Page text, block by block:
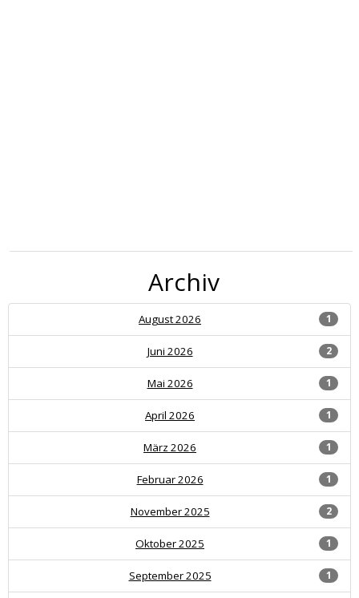
Archiv
1
August 2026
2
Juni 2026
1
Mai 2026
1
April 2026
1
März 2026
1
Februar 2026
2
November 2025
1
Oktober 2025
1
September 2025